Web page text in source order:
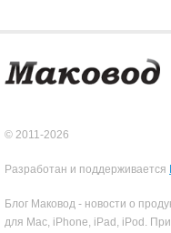
© 2011-2026
Разработан и поддерживается
Блог Маковод - новости о
для Mac, iPhone, iPad, iPod.